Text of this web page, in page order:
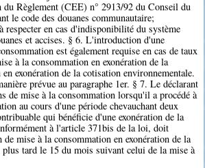
Règlement (CEE) n° 2913/92 du Conseil du
le code des douanes communautaire;
respecter en cas d'indisponibilité du système
et accises. § 6. L'introduction d'une
est également requise en cas de taux
à la consommation en exonération de la
exonération de la cotisation environnementale.
prévue au paragraphe 1er. § 7. Le déclarant
de mise à la consommation lorsqu'il a procédé à
au cours d'une période chevauchant deux
qui bénéficie d'une exonération de la
à l'article 371bis de la loi, doit
mise à la consommation en exonération de la
tard le 15 du mois suivant celui de la mise à